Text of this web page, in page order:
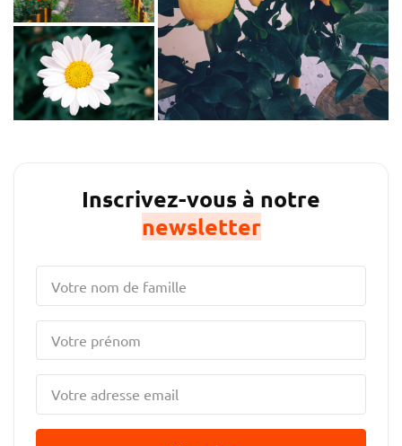
Inscrivez-vous à notre
newsletter